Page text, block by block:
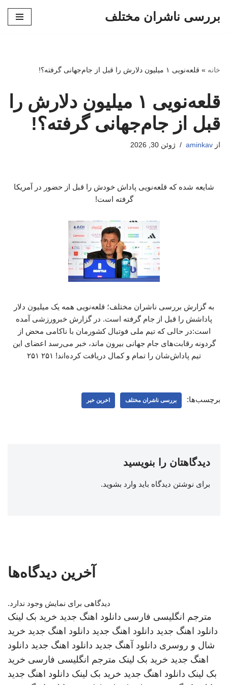
بررسی ناشران مختلف
خانه » قلعه‌نویی ۱ میلیون دلارش را قبل از جام‌جهانی گرفته؟!
قلعه‌نویی ۱ میلیون دلارش را
قبل از جام‌جهانی گرفته؟!
از aminkav ژوئن 30, 2026
شایعه شده که قلعه‌نویی پاداش خودش را قبل از حضور در آمریکا
گرفته است!
به گزارش بررسی ناشران مختلف؛ قلعه‌نویی همه یک میلیون دلار
پاداشش را قبل از جام گرفته است. در گزارش خبرورزشی آمده
است:در حالی که تیم ملی فوتبال کشورمان با ناکامی محض از
گردونه رقابت‌های جام جهانی بیرون ماند، خبر می‌رسد اعضای این
تیم پاداش‌شان را تمام و کمال دریافت کرده‌اند! ۲۵۱ ۲۵۱
برچسب‌ها: بررسی ناشران مختلف اخرین خبر
دیدگاهتان را بنویسید
برای نوشتن دیدگاه باید وارد بشوید.
آخرین دیدگاه‌ها
دیدگاهی برای نمایش وجود ندارد.
مترجم انگلیسی فارسی دانلود اهنگ جدید خرید بک لینک
دانلود اهنگ جدید دانلود اهنگ جدید دانلود اهنگ جدید خرید
شال و روسری دانلود آهنگ جدید دانلود اهنگ جدید دانلود
اهنگ جدید خرید بک لینک مترجم انگلیسی فارسی خرید
بک لینک دانلود اهنگ جدید خرید بک لینک دانلود اهنگ جدید